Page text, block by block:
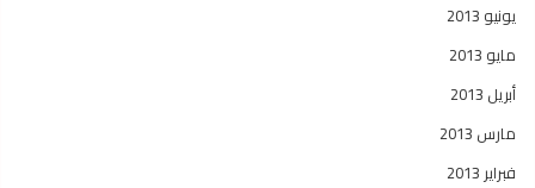
يونيو 2013
مايو 2013
أبريل 2013
مارس 2013
فبراير 2013